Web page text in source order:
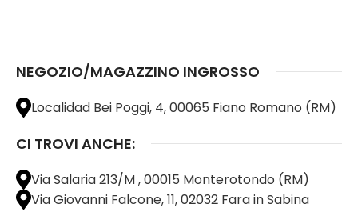
NEGOZIO/MAGAZZINO INGROSSO
Localidad Bei Poggi, 4, 00065 Fiano Romano (RM)
CI TROVI ANCHE:
Via Salaria 213/M , 00015 Monterotondo (RM)
Via Giovanni Falcone, 11, 02032 Fara in Sabina